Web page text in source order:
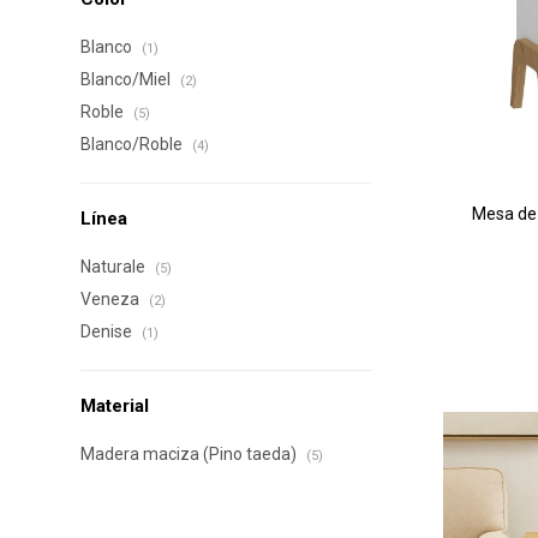
Mesa
Blanco (1)
Blanco/Miel (2)
Roble (5)
Blanco/Roble (4)
Línea
Naturale (5)
Veneza (2)
Denise (1)
Material
Madera maciza (Pino taeda) (5)